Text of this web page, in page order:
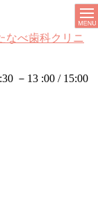
－13 :00 / 15:00